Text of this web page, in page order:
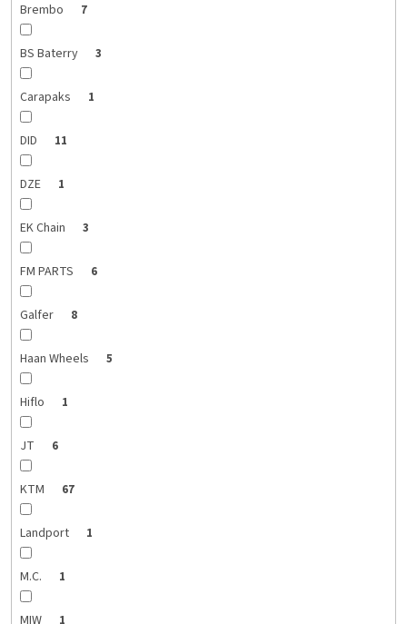
Brembo 7
BS Baterry 3
Carapaks 1
DID 11
DZE 1
EK Chain 3
FM PARTS 6
Galfer 8
Haan Wheels 5
Hiflo 1
JT 6
KTM 67
Landport 1
M.C. 1
1